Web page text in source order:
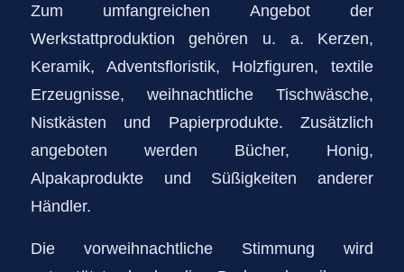
Zum umfangreichen Angebot der
Werkstattproduktion gehören u. a. Kerzen,
Keramik, Adventsfloristik, Holzfiguren, textile
Erzeugnisse, weihnachtliche Tischwäsche,
Nistkästen und Papierprodukte. Zusätzlich
angeboten werden Bücher, Honig,
Alpakaprodukte und Süßigkeiten anderer
Händler.
Die vorweihnachtliche Stimmung wird